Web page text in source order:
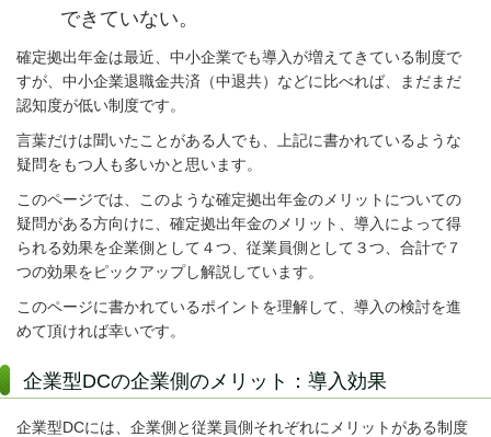
できていない。
確定拠出年金は最近、中小企業でも導入が増えてきている制度で
すが、中小企業退職金共済（中退共）などに比べれば、まだまだ
認知度が低い制度です。
言葉だけは聞いたことがある人でも、上記に書かれているような
疑問をもつ人も多いかと思います。
このページでは、このような確定拠出年金のメリットについての
疑問がある方向けに、確定拠出年金のメリット、導入によって得
られる効果を企業側として４つ、従業員側として３つ、合計で７
つの効果をピックアップし解説しています。
このページに書かれているポイントを理解して、導入の検討を進
めて頂ければ幸いです。
企業型DCの企業側のメリット：導入効果
企業型DCには、企業側と従業員側それぞれにメリットがある制度